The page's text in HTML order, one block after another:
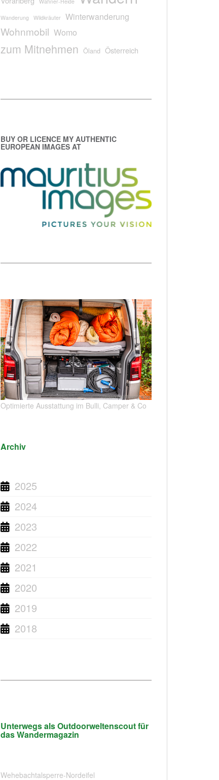
Wanderung Wildkräuter Winterwanderung
Wohnmobil Womo
zum Mitnehmen Öland Österreich
BUY OR LICENCE MY AUTHENTIC
EUROPEAN IMAGES AT
Optimierte Ausstattung im Bulli, Camper & Co
Archiv
2025
2024
2023
2022
2021
2020
2019
2018
Unterwegs als Outdoorweltenscout für
das Wandermagazin
Wehebachtalsperre-Nordeifel